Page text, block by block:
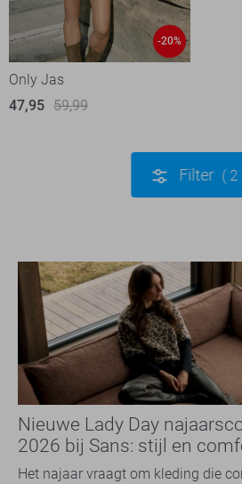
-20%
Only Jas
47,95 59,99
Filter 2
Nieuwe Lady Day
2026 bij Sans: stijl en
travelkwaliteit
Het najaar vraagt om kleding die